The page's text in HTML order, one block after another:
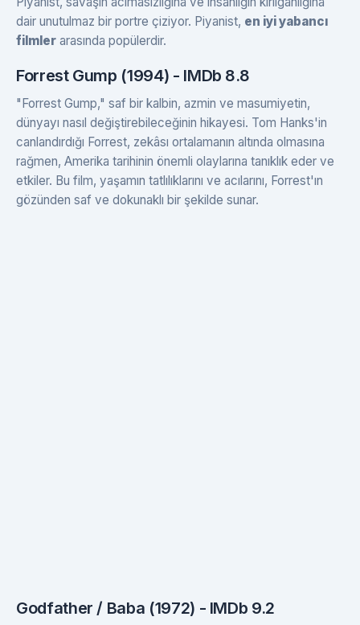
dair unutulmaz bir portre çiziyor. Piyanist, en iyi yabancı
filmler arasında popülerdir.
Forrest Gump (1994) - IMDb 8.8
"Forrest Gump," saf bir kalbin, azmin ve masumiyetin,
dünyayı nasıl değiştirebileceğinin hikayesi. Tom Hanks'in
canlandırdığı Forrest, zekâsı ortalamanın altında olmasına
rağmen, Amerika tarihinin önemli olaylarına tanıklık eder ve
etkiler. Bu film, yaşamın tatlılıklarını ve acılarını, Forrest'ın
gözünden saf ve dokunaklı bir şekilde sunar.
Godfather / Baba (1972) - IMDb 9.2